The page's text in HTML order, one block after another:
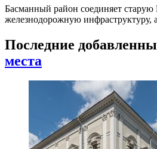
Басманный район соединяет старую
железнодорожную инфраструктуру,
Последние
места